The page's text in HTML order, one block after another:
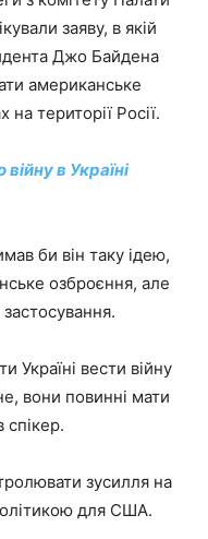
заяву, в якій
Джо Байдена
американське
на території Росії.
в Україні
би він таку ідею,
озброєння, але
Україні вести війну
вони повинні мати
спікер.
зусилля на
для США.